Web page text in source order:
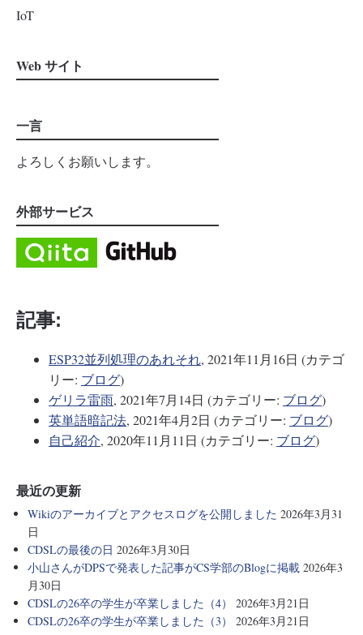
IoT
Web サイト
一言
よろしくお願いします。
外部サービス
記事:
ESP32並列処理のあれそれ, 2021年11月16日 (カテゴ
リー: ブログ)
ゲリラ雷雨, 2021年7月14日 (カテゴリー: ブログ)
英単語暗記法, 2021年4月2日 (カテゴリー: ブログ)
自己紹介, 2020年11月11日 (カテゴリー: ブログ)
最近の更新
Wikiのアーカイブとアクセスログを公開しました 2026年3月31
日
CDSLの最後の日 2026年3月30日
小山さんがDPSで発表した記事がCS学部のBlogに掲載 2026年3
月30日
CDSLの26卒の学生が卒業しました（4）
2026年3月21日
CDSLの26卒の学生が卒業しました（3）
2026年3月21日